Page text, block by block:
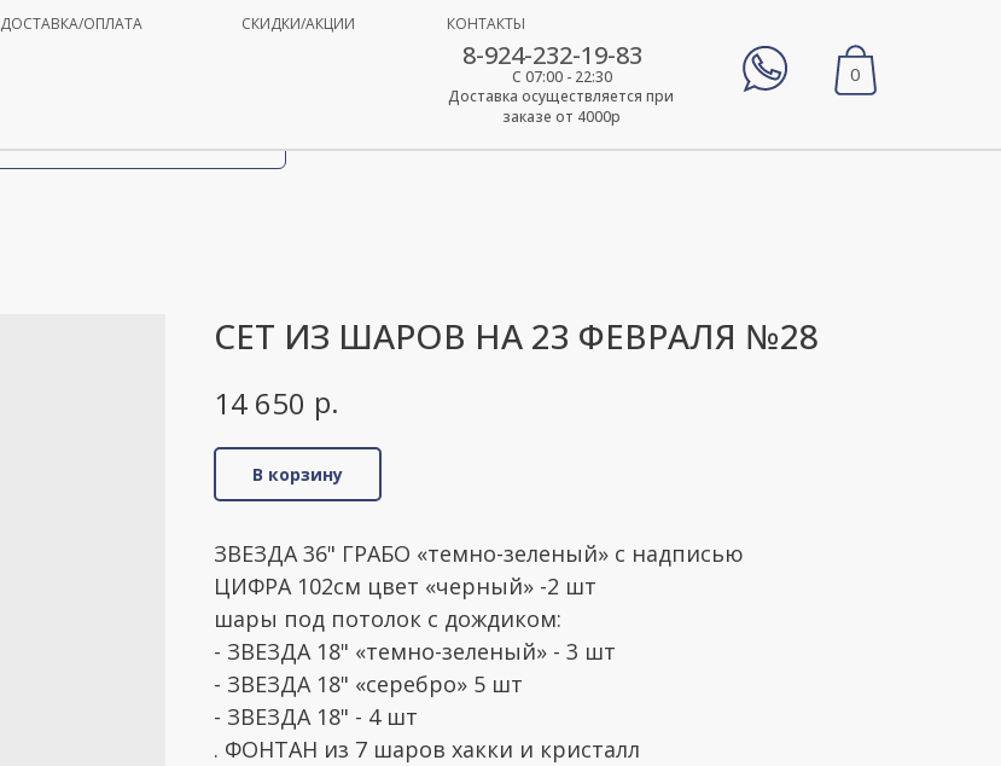
СКИДКИ/АКЦИИ
ДОСТАВКА/ОПЛАТА КОНТАКТЫ
8-924-232-19-83
Доставка осуществляется при
заказе от 4000р
С 07:00 - 22:30 0
СЕТ ИЗ ШАРОВ НА 23 ФЕВРАЛЯ №28
14 650 р.
В корзину
ЗВЕЗДА 36" ГРАБО «темно-зеленый» с надписью
ЦИФРА 102см цвет «черный» -2 шт
шары под потолок с дождиком:
- ЗВЕЗДА 18" «темно-зеленый» - 3 шт
- ЗВЕЗДА 18" «серебро» 5 шт
- ЗВЕЗДА 18" - 4 шт
. ФОНТАН из 7 шаров хакки и кристалл